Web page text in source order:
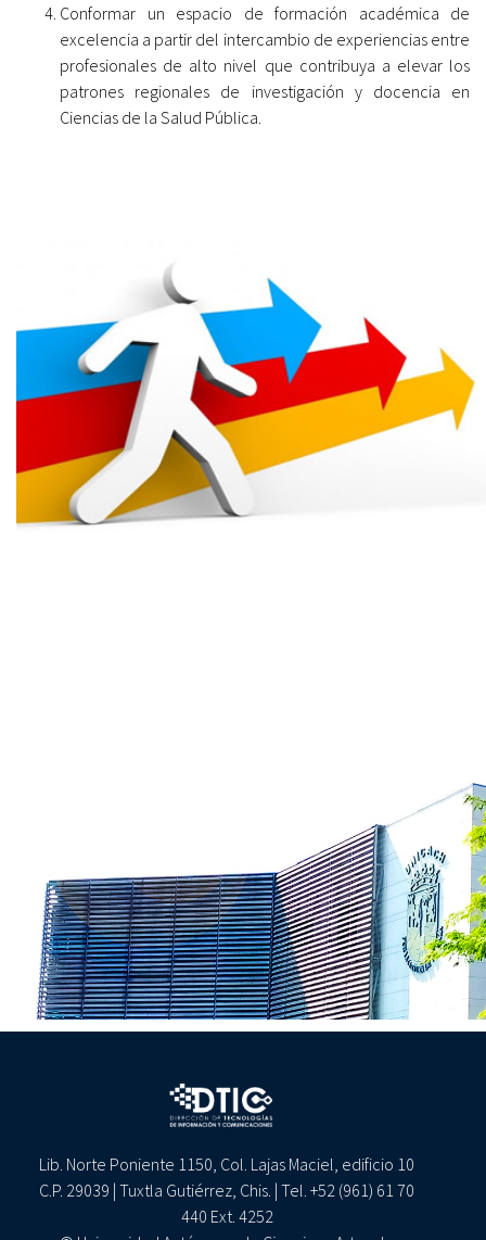
Conformar un espacio de formación académica de
excelencia a partir del intercambio de experiencias entre
profesionales de alto nivel que contribuya a elevar los
patrones regionales de investigación y docencia en
Ciencias de la Salud Pública.
Lib. Norte Poniente 1150, Col. Lajas Maciel, edificio 10
C.P. 29039 | Tuxtla Gutiérrez, Chis. | Tel. +52 (961) 61 70
440 Ext. 4252